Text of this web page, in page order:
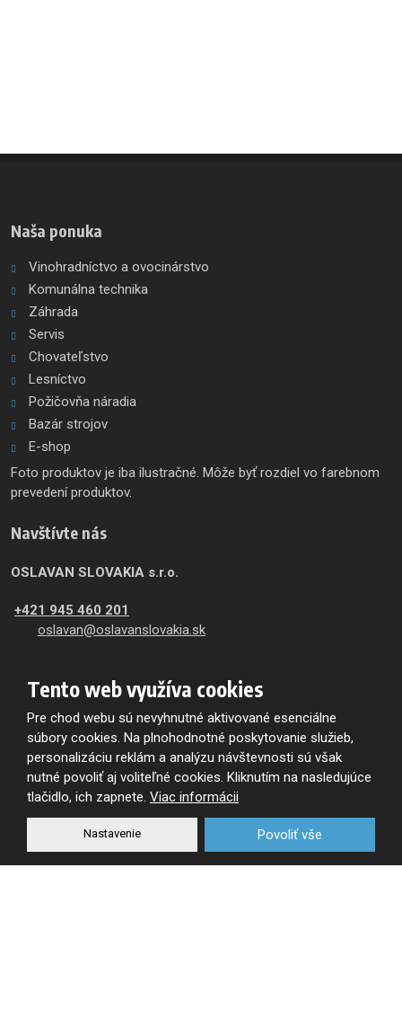
Naša ponuka
Vinohradníctvo a ovocinárstvo
Komunálna technika
Záhrada
Servis
Chovateľstvo
Lesníctvo
Požičovňa náradia
Bazár strojov
E-shop
Foto produktov je iba ilustračné. Môže byť rozdiel vo farebnom
prevedení produktov.
Navštívte nás
OSLAVAN SLOVAKIA s.r.o.
+421 945 460 201
oslavan@oslavanslovakia.sk
957 01
Bánovce nad Bebravou
Výdaj skladu:
8:00-11:30
12:00 - 15:00
Zasielanie noviniek e-mailom
Tento web využíva cookies
Pre chod webu sú nevyhnutné aktivované esenciálne
súbory cookies. Na plnohodnotné poskytovanie služieb,
personalizáciu reklám a analýzu návštevnosti sú však
nutné povoliť aj voliteľné cookies. Kliknutím na nasledujúce
tlačidlo, ich zapnete. Viac informácii
Nastavenie Povoliť vše